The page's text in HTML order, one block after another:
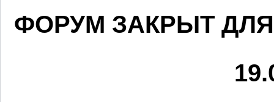
ФОРУМ ЗАКРЫТ